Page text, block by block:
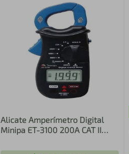
Alicate Amperímetro Digital
Minipa ET-3100 200A CAT II